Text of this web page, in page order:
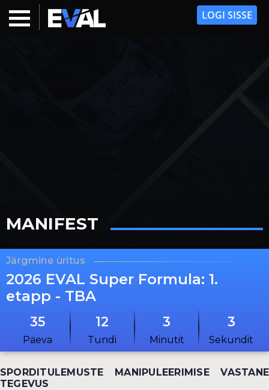
LOGI SISSE
MANIFEST
Järgmine üritus
2026 EVAL Super Formula: 1.
etapp - TBA
35
Päeva
12
Tundi
3
Minutit
3
Sekundit
SPORDITULEMUSTE MANIPULEERIMISE VASTANE
TEGEVUS